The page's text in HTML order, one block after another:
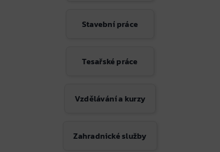
Stavební práce
Tesařské práce
Vzdělávání a kurzy
Zahradnické služby